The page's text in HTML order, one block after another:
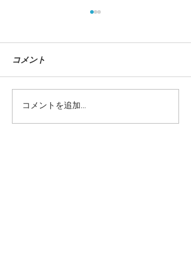
新拠点『アトリエ・ムテ
ッポー』
コメント
コメントを追加…